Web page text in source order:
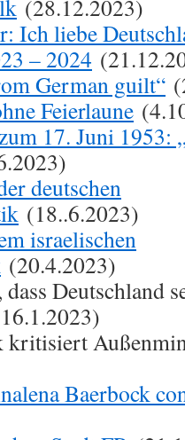
(28.12.2023)
Ich liebe
– 2024
German guilt“
Feierlaune
17. Juni 1953:
deutschen
(18..6.2023)
israelischen
(20.4.2023)
Deutschland
kritisiert
Baerbock